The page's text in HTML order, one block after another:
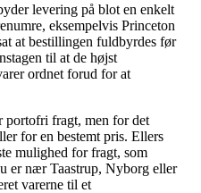
levering på blot en enkelt
eksempelvis Princeton
at bestillingen fuldbyrdes før
til at de højst
ordnet forud for at
portofri fragt, men for det
for en bestemt pris. Ellers
mulighed for fragt, som
er nær Taastrup, Nyborg eller
varerne til et